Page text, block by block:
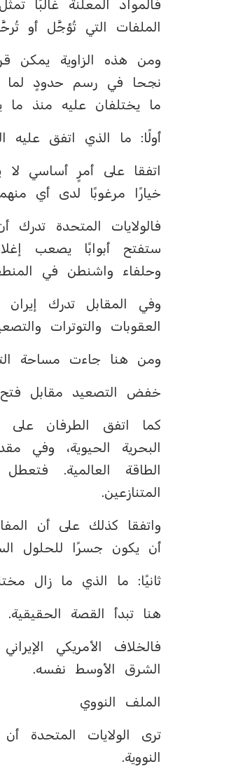
فالمواد المعلنة غالبًا
الملفات التي تُؤجَّل أو
ومن هذه الزاوية يمكن
نجحا في رسم حدودٍ لما
ما يختلفان عليه منذ
أولًا: ما الذي اتفق عليه
اتفقا على أمرٍ أساسي لا
خيارًا مرغوبًا لدى أي
فالولايات المتحدة
ستفتح أبوابًا يصعب
وحلفاء واشنطن في
وفي المقابل تدرك
العقوبات والتوترات
ومن هنا جاءت مساحة
خفض التصعيد مقابل
كما اتفق الطرفان على
البحرية الحيوية، وفي
الطاقة العالمية.
المتنازعين.
واتفقا كذلك على أن
أن يكون جسرًا للحلول
ثانيًا: ما الذي ما زال
هنا تبدأ القصة الحقيقية.
فالخلاف الأمريكي
الشرق الأوسط نفسه.
الملف النووي
ترى الولايات المتحدة
النووية.